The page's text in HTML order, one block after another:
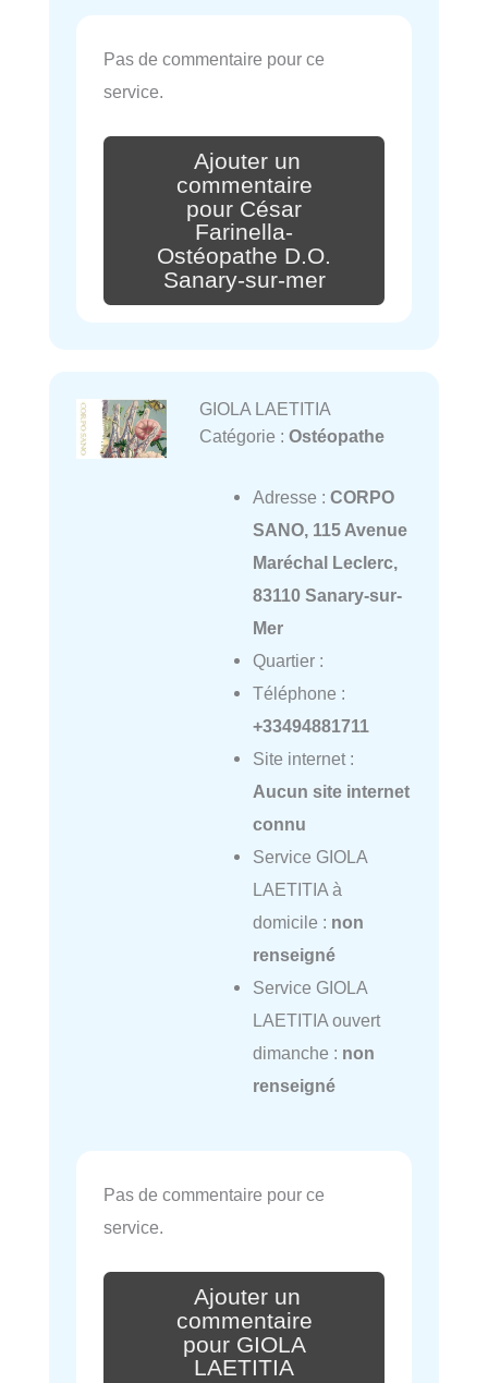
Pas de commentaire pour ce
service.
Ajouter un
commentaire
pour César
Farinella-
Ostéopathe D.O.
Sanary-sur-mer
GIOLA LAETITIA
Catégorie : Ostéopathe
Adresse : CORPO
SANO, 115 Avenue
Maréchal Leclerc,
83110 Sanary-sur-
Mer
Quartier :
Téléphone :
+33494881711
Site internet :
Aucun site internet
connu
Service GIOLA
LAETITIA à
domicile : non
renseigné
Service GIOLA
LAETITIA ouvert
dimanche : non
renseigné
Pas de commentaire pour ce
service.
Ajouter un
commentaire
pour GIOLA
LAETITIA